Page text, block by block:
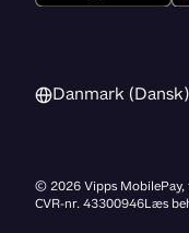
Danmark (Dansk)
©2026Vipps
CVR-nr. 43300946Læs